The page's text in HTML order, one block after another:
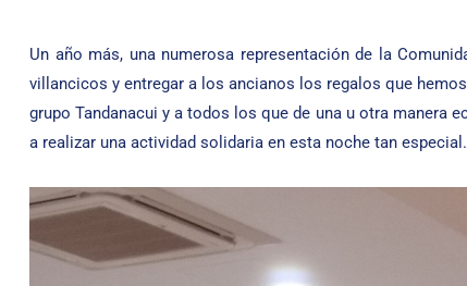
Un año más, una numerosa representación de la
villancicos y entregar a los ancianos los regalos que
grupo Tandanacui y a todos los que de una u otra manera
a realizar una actividad solidaria en esta noche tan especial.